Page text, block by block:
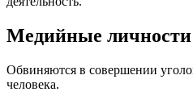
Медийные личности
Обвиняются в совершении
человека.